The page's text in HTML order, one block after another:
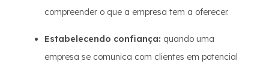
compreender o que a empresa tem a oferecer.
Estabelecendo confiança: quando uma
empresa se comunica com clientes em potencial